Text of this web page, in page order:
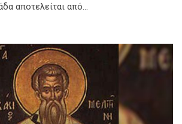
αποτελείται από…